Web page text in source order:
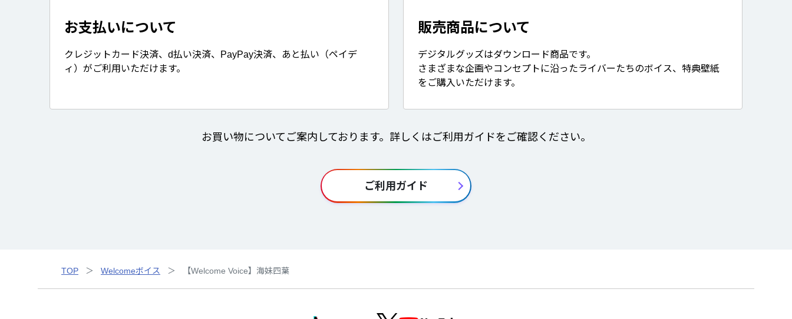
お支払いについて
クレジットカード決済、d払い決済、PayPay決済、あと払い（ペイデ
ィ）がご利用いただけます。
販売商品について
デジタルグッズはダウンロード商品です。
さまざまな企画やコンセプトに沿ったライバーたちのボイス、特典壁紙
をご購入いただけます。
お買い物についてご案内しております。詳しくはご利用ガイドをご確認ください。
ご利用ガイド
TOP Welcomeボイス 【Welcome Voice】海妹四葉